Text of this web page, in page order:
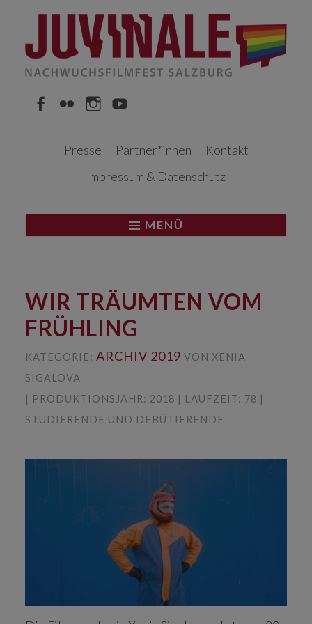
Inhalt
Presse
Partner*innen
Kontakt
Impressum & Datenschutz
MENÜ
WIR TRÄUMTEN VOM
FRÜHLING
KATEGORIE: ARCHIV 2019 VON XENIA
SIGALOVA
| PRODUKTIONSJAHR: 2018 | LAUFZEIT: 78 |
STUDIERENDE UND DEBÜTIERENDE